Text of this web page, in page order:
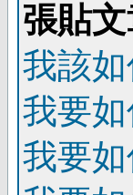
張貼
我該
我要
我要